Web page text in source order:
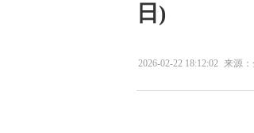
日)
2026-02-22 18:12:02 来源：